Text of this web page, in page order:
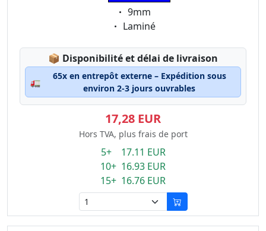
Eigenschaft:
9mm
Eigenschaft:
Laminé
📦 Lagerstatus:
Disponibilité et délai de livraison
🚛
65x en entrepôt externe – Expédition sous
environ 2-3 jours ouvrables
17,28 EUR
Hors TVA, plus frais de port
5+ 17.11 EUR
10+ 16.93 EUR
15+ 16.76 EUR